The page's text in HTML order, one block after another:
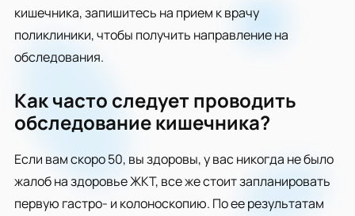
кишечника, запишитесь на прием к врачу
поликлиники, чтобы получить направление на
обследования.
Как часто следует проводить
обследование кишечника?
Если вам скоро 50, вы здоровы, у вас никогда не было
жалоб на здоровье ЖКТ, все же стоит запланировать
первую гастро- и колоноскопию. По ее результатам